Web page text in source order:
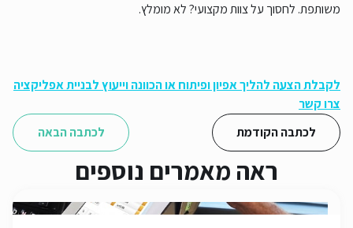
משותפת. לחסוך על צוות מקצועי? לא מומלץ.
לקבלת הצעה להליך אפיון ופיתוח או הכוונה וייעוץ לבניית אפליקציה
צרו קשר
לכתבה הבאה
לכתבה הקודמת
ראה מאמרים נוספים